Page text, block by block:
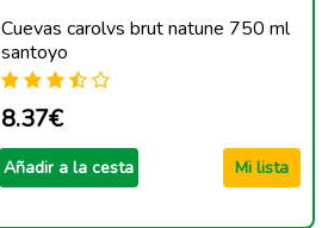
Cuevas carolvs brut natune 750 ml
santoyo
8.37€
Añadir a la cesta Mi lista